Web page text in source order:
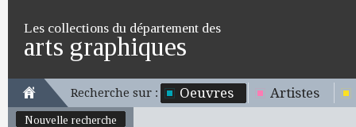
Les collections du département des
arts graphiques
Recherche sur : Oeuvres Artistes
Nouvelle recherche